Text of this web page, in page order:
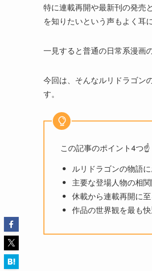
特に連載再開や最新刊の発売
を知りたいという声もよく耳
一見すると普通の日常系漫画
今回は、そんなルリドラゴン
す。
この記事のポイント4つ☝️
ルリドラゴンの物語
主要な登場人物の相
休載から連載再開に
作品の世界観を最も